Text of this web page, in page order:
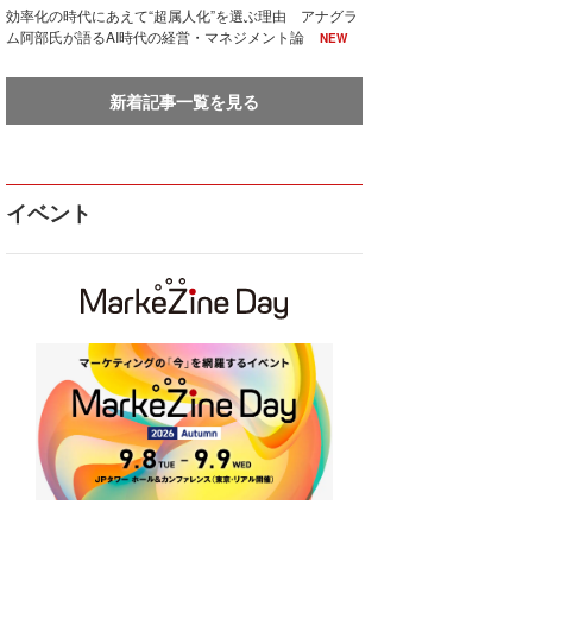
効率化の時代にあえて“超属人化”を選ぶ理由 アナグラ
ム阿部氏が語るAI時代の経営・マネジメント論
NEW
新着記事一覧を見る
イベント